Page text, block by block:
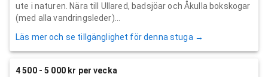
ute i naturen. Nära till Ullared, badsjöar och Åkulla bokskogar
(med alla vandringsleder)...
Läs mer och se tillgänglighet för denna stuga →
4 500 - 5 000 kr per vecka